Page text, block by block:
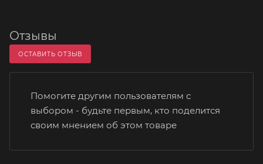
Отзывы
ОСТАВИТЬ ОТЗЫВ
Помогите другим пользователям с
выбором - будьте первым, кто поделится
своим мнением об этом товаре